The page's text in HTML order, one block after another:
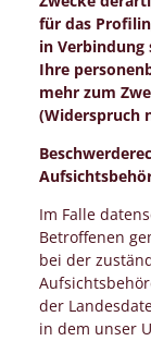
für das
in Verbindung
Ihre
mehr zum
(Widerspruch
Im Falle
Betroffenen
bei der
der
in dem unser